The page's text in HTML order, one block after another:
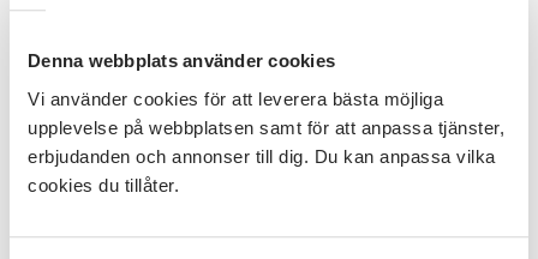
Denna webbplats använder cookies
Vi använder cookies för att leverera bästa möjliga
upplevelse på webbplatsen samt för att anpassa tjänster,
erbjudanden och annonser till dig. Du kan anpassa vilka
cookies du tillåter.
Anastasia berättar att de bekantade sig med en lång
färgskiftningar i lila och hallonrosa, kabbeleka och
vätteros.
På hemvägen stannade de till vid Rönnebergastenen,
en runsten som restes under 1000-talet, och ett
antal järnåldersgravar. Besöket vid runstenen blev
naturen – på någons mark.